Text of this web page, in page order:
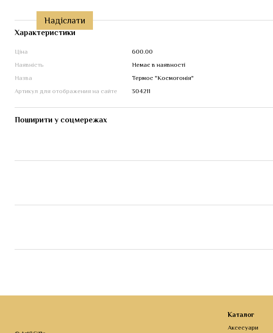
Надіслати
Характеристики
Ціна
600.00
Наявність
Немає в наявності
Назва
Термос "Космогонія"
Артикул для отображения на сайте
304211
Поширити у соцмережах
Каталог
Аксесуари